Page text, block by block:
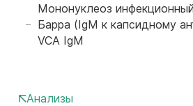
Мононуклеоз
Барра (IgM к капсидному
VCA IgM
Анализы